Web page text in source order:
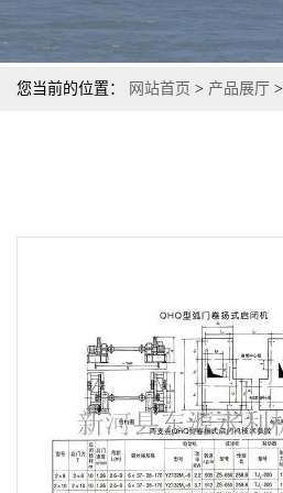
您当前的位置： 网站首页 > 产品展厅 >